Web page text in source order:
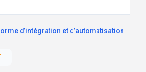
d’intégration et d’automatisation